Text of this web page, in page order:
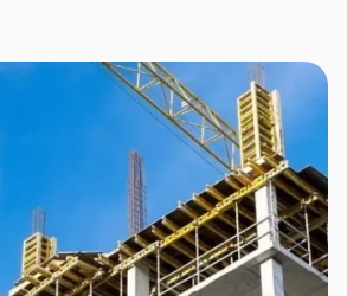
захист» - це надійний
його безперервної та
Або, з урахуванням специфіки
програми зі страхування
майна юридичних осіб чи
монтажних робіт.
«ТАС» за страхуванням майна,